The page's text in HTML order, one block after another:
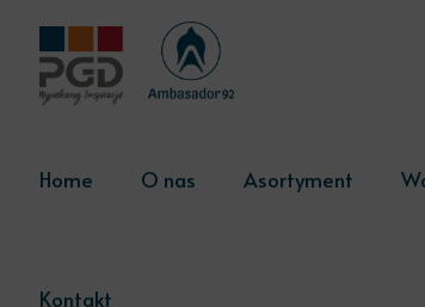
Home O nas Asortyment
Kontakt